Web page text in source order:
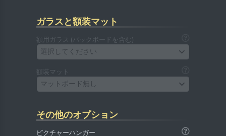
ガラスと額装マット
額用ガラス (バックボードを含む)
選択してください
額装マット
マットボード無し
その他のオプション
ピクチャーハンガー